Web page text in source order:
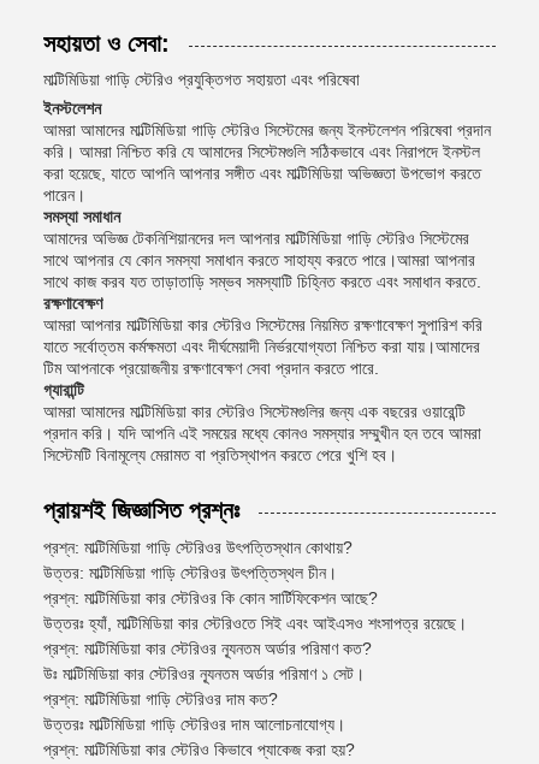
সহায়তা ও সেবা:
মাল্টিমিডিয়া গাড়ি স্টেরিও প্রযুক্তিগত সহায়তা এবং পরিষেবা
ইনস্টলেশন
আমরা আমাদের মাল্টিমিডিয়া গাড়ি স্টেরিও সিস্টেমের জন্য ইনস্টলেশন পরিষেবা প্রদান
করি। আমরা নিশ্চিত করি যে আমাদের সিস্টেমগুলি সঠিকভাবে এবং নিরাপদে ইনস্টল
করা হয়েছে, যাতে আপনি আপনার সঙ্গীত এবং মাল্টিমিডিয়া অভিজ্ঞতা উপভোগ করতে
পারেন।
সমস্যা সমাধান
আমাদের অভিজ্ঞ টেকনিশিয়ানদের দল আপনার মাল্টিমিডিয়া গাড়ি স্টেরিও সিস্টেমের
সাথে আপনার যে কোন সমস্যা সমাধান করতে সাহায্য করতে পারে।আমরা আপনার
সাথে কাজ করব যত তাড়াতাড়ি সম্ভব সমস্যাটি চিহ্নিত করতে এবং সমাধান করতে.
রক্ষণাবেক্ষণ
আমরা আপনার মাল্টিমিডিয়া কার স্টেরিও সিস্টেমের নিয়মিত রক্ষণাবেক্ষণ সুপারিশ করি
যাতে সর্বোত্তম কর্মক্ষমতা এবং দীর্ঘমেয়াদী নির্ভরযোগ্যতা নিশ্চিত করা যায়।আমাদের
টিম আপনাকে প্রয়োজনীয় রক্ষণাবেক্ষণ সেবা প্রদান করতে পারে.
গ্যারান্টি
আমরা আমাদের মাল্টিমিডিয়া কার স্টেরিও সিস্টেমগুলির জন্য এক বছরের ওয়ারেন্টি
প্রদান করি। যদি আপনি এই সময়ের মধ্যে কোনও সমস্যার সম্মুখীন হন তবে আমরা
সিস্টেমটি বিনামূল্যে মেরামত বা প্রতিস্থাপন করতে পেরে খুশি হব।
প্রায়শই জিজ্ঞাসিত প্রশ্নঃ
প্রশ্ন: মাল্টিমিডিয়া গাড়ি স্টেরিওর উৎপত্তিস্থান কোথায়?
উত্তর: মাল্টিমিডিয়া গাড়ি স্টেরিওর উৎপত্তিস্থল চীন।
প্রশ্ন: মাল্টিমিডিয়া কার স্টেরিওর কি কোন সার্টিফিকেশন আছে?
উত্তরঃ হ্যাঁ, মাল্টিমিডিয়া কার স্টেরিওতে সিই এবং আইএসও শংসাপত্র রয়েছে।
প্রশ্ন: মাল্টিমিডিয়া কার স্টেরিওর ন্যূনতম অর্ডার পরিমাণ কত?
উঃ মাল্টিমিডিয়া কার স্টেরিওর ন্যূনতম অর্ডার পরিমাণ ১ সেট।
প্রশ্ন: মাল্টিমিডিয়া গাড়ি স্টেরিওর দাম কত?
উত্তরঃ মাল্টিমিডিয়া গাড়ি স্টেরিওর দাম আলোচনাযোগ্য।
প্রশ্ন: মাল্টিমিডিয়া কার স্টেরিও কিভাবে প্যাকেজ করা হয়?